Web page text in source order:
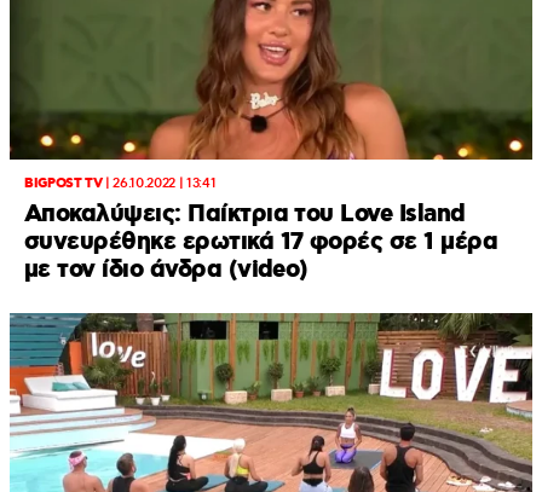
BIGPOST TV|26.10.2022 | 13:41
Αποκαλύψεις: Παίκτρια του Love Island
συνευρέθηκε ερωτικά 17 φορές σε 1 μέρα
με τον ίδιο άνδρα (video)